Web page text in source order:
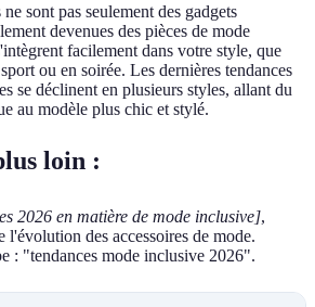
sont pas seulement des gadgets
devenues des pièces de mode
facilement dans votre style, que
ou en soirée. Les dernières tendances
se déclinent en plusieurs styles, allant du
au modèle plus chic et stylé.
loin :
2026 en matière de mode inclusive],
l'évolution des accessoires de mode.
: "tendances mode inclusive 2026".